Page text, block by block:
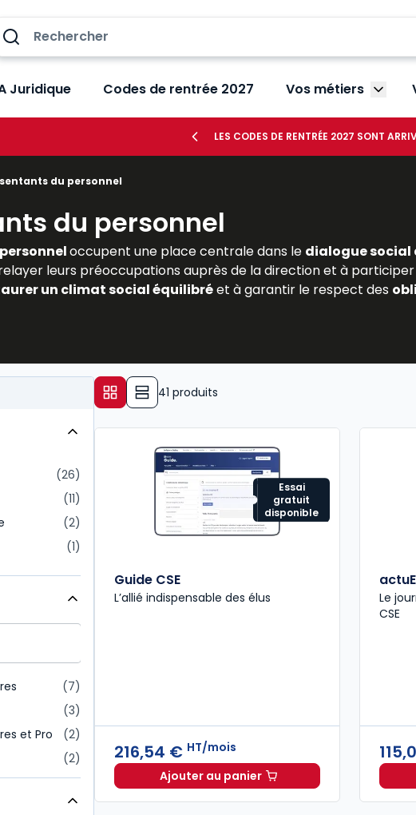
Juridique Codes de rentrée 2027 Vos métiers
LES CODES DE RENTRÉE 2027 SONT
du personnel
du personnel
occupent une place centrale dans le dialogue social
leurs préoccupations auprès de la direction et à
un climat social équilibréet à garantir le respect des
et les praticiens doivent maîtriser les règles encadrant leur
demeurent des acteurs clés de la régulation sociale.
26
11
2
1
7
3
et Pro
2
2
2
2
41 produits
Essai
gratuit
disponible
Guide CSE
L’allié indispensable des élus
216,54 € HT/mois
Ajouter au panierGuide CSE à 216,54 € HT/mois
Le
CSE